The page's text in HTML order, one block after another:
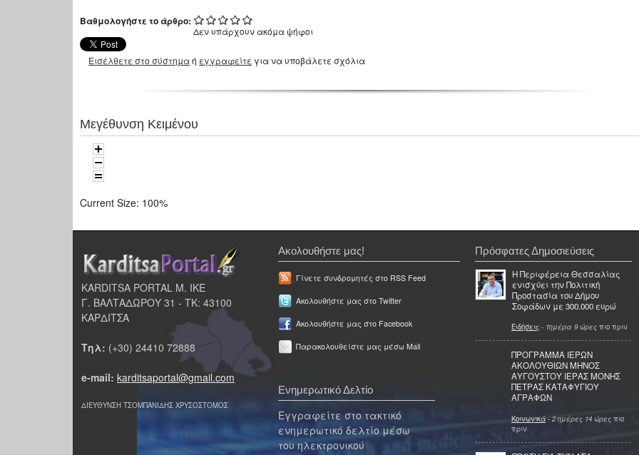
Βαθμολογήστε το άρθρο:
Δεν υπάρχουν ακόμα ψήφοι
Εισέλθετε στο σύστημαή εγγραφείτε για να υποβάλετε σχόλια
Μεγέθυνση Κειμένου
Current Size: 100%
KARDITSA PORTAL Μ. ΙΚΕ
Γ. ΒΑΛΤΑΔΩΡΟΥ 31 - ΤΚ: 43100
ΚΑΡΔΙΤΣΑ
Τηλ: (+30) 24410 72888
e-mail: karditsaportal@gmail.com
ΔΙΕΥΘΥΝΣΗ ΤΣΟΜΠΑΝΙΔΗΣ ΧΡΥΣΟΣΤΟΜΟΣ
Ακολουθήστε μας!
Γίνετε συνδρομητές στο RSS Feed
Ακολουθήστε μας στο Twitter
Ακολουθήστε μας στο Facebook
Παρακολουθείστε μας μέσω Mail
Ενημερωτικό Δελτίο
Εγγραφείτε στο τακτικό
ενημερωτικό δελτίο μέσω
του ηλεκτρονικού
Πρόσφατες Δημοσιεύσεις
Η Περιφέρεια Θεσσαλίας
ενισχύει την Πολιτική
Προστασία του Δήμου
Σοφάδων με 300.000 ευρώ
Ειδήσεις - 1ημέρα 9 ώρες πιο πριν
ΠΡΟΓΡΑΜΜΑ ΙΕΡΩΝ
ΑΚΟΛΟΥΘΙΩΝ ΜΗΝΟΣ
ΑΥΓΟΥΣΤΟΥ ΙΕΡΑΣ ΜΟΝΗΣ
ΠΕΤΡΑΣ ΚΑΤΑΦΥΓΙΟΥ
ΑΓΡΑΦΩΝ
Κοινωνικά - 2 ημέρες 14 ώρες πιο
πριν